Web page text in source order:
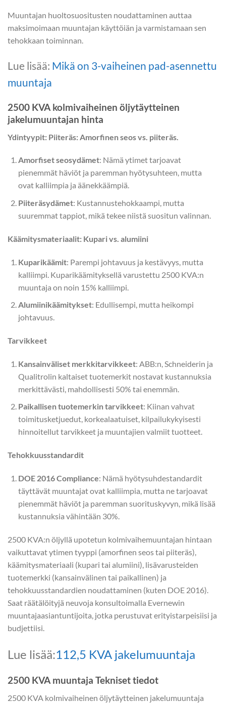
Muuntajan huoltosuositusten noudattaminen auttaa
maksimoimaan muuntajan käyttöiän ja varmistamaan sen
tehokkaan toiminnan.
Lue lisää: Mikä on 3-vaiheinen pad-asennettu
muuntaja
2500 KVA kolmivaiheinen öljytäytteinen
jakelumuuntajan hinta
Ydintyypit: Piiteräs: Amorfinen seos vs. piiteräs.
Amorfiset seosydämet: Nämä ytimet tarjoavat
pienemmät häviöt ja paremman hyötysuhteen, mutta
ovat kalliimpia ja äänekkäämpiä.
Piiteräsydämet: Kustannustehokkaampi, mutta
suuremmat tappiot, mikä tekee niistä suositun valinnan.
Käämitysmateriaalit: Kupari vs. alumiini
Kuparikäämit: Parempi johtavuus ja kestävyys, mutta
kalliimpi. Kuparikäämityksellä varustettu 2500 KVA:n
muuntaja on noin 15% kalliimpi.
Alumiinikäämitykset: Edullisempi, mutta heikompi
johtavuus.
Tarvikkeet
Kansainväliset merkkitarvikkeet: ABB:n, Schneiderin ja
Qualitrolin kaltaiset tuotemerkit nostavat kustannuksia
merkittävästi, mahdollisesti 50% tai enemmän.
Paikallisen tuotemerkin tarvikkeet: Kiinan vahvat
toimitusketjuedut, korkealaatuiset, kilpailukykyisesti
hinnoitellut tarvikkeet ja muuntajien valmiit tuotteet.
Tehokkuusstandardit
DOE 2016 Compliance: Nämä hyötysuhdestandardit
täyttävät muuntajat ovat kalliimpia, mutta ne tarjoavat
pienemmät häviöt ja paremman suorituskyvyn, mikä lisää
kustannuksia vähintään 30%.
2500 KVA:n öljyllä upotetun kolmivaihemuuntajan hintaan
vaikuttavat ytimen tyyppi (amorfinen seos tai piiteräs),
käämitysmateriaali (kupari tai alumiini), lisävarusteiden
tuotemerkki (kansainvälinen tai paikallinen) ja
tehokkuusstandardien noudattaminen (kuten DOE 2016).
Saat räätälöityjä neuvoja konsultoimalla Evernewin
muuntajaasiantuntijoita, jotka perustuvat erityistarpeisiisi ja
budjettiisi.
Lue lisää:112,5 KVA jakelumuuntaja
2500 KVA muuntaja Tekniset tiedot
2500 KVA kolmivaiheinen öljytäytteinen jakelumuuntaja